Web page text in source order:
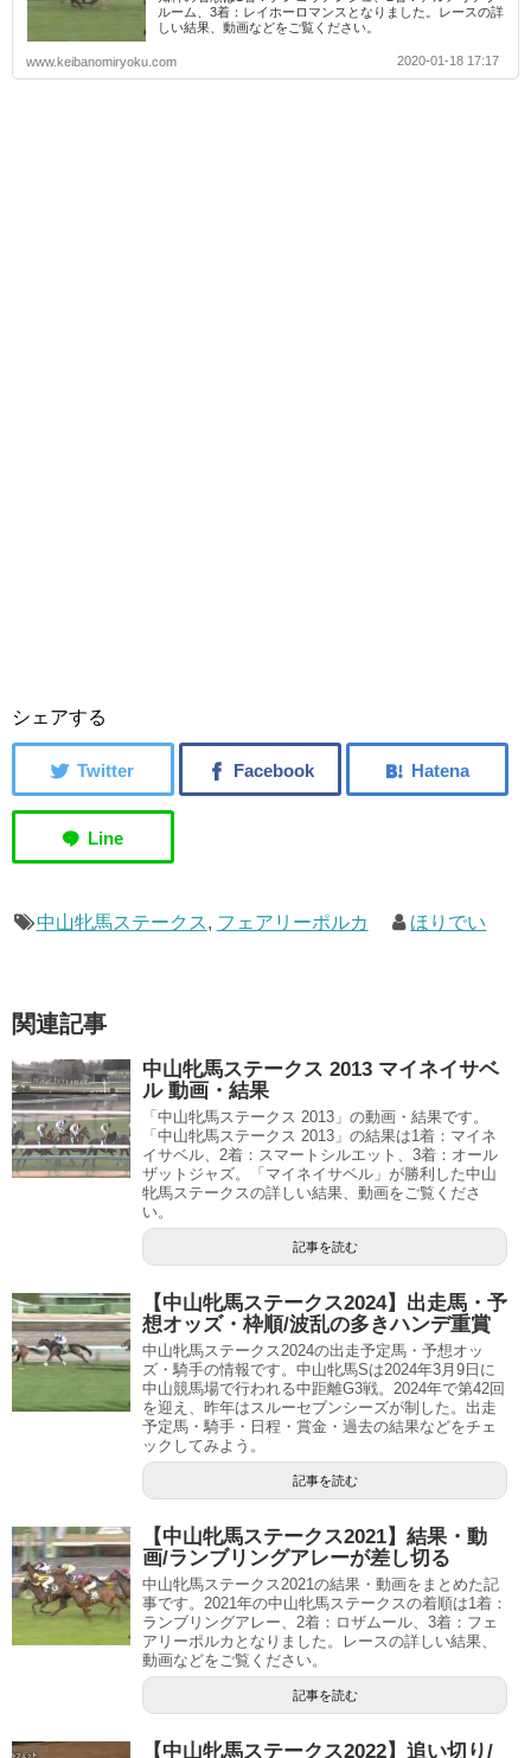
ルーム、3着：レイホーロマンスとなりました。レースの詳
しい結果、動画などをご覧ください。
www.keibanomiryoku.com 2020-01-18 17:17
シェアする
中山牝馬ステークス, フェアリーポルカ ほりでい
関連記事
中山牝馬ステークス 2013 マイネイサベ
ル 動画・結果
「中山牝馬ステークス 2013」の動画・結果です。
「中山牝馬ステークス 2013」の結果は1着：マイネ
イサベル、2着：スマートシルエット、3着：オール
ザットジャズ。「マイネイサベル」が勝利した中山
牝馬ステークスの詳しい結果、動画をご覧くださ
い。
記事を読む
【中山牝馬ステークス2024】出走馬・予
想オッズ・枠順/波乱の多きハンデ重賞
中山牝馬ステークス2024の出走予定馬・予想オッ
ズ・騎手の情報です。中山牝馬Sは2024年3月9日に
中山競馬場で行われる中距離G3戦。2024年で第42回
を迎え、昨年はスルーセブンシーズが制した。出走
予定馬・騎手・日程・賞金・過去の結果などをチェ
ックしてみよう。
記事を読む
【中山牝馬ステークス2021】結果・動
画/ランブリングアレーが差し切る
中山牝馬ステークス2021の結果・動画をまとめた記
事です。2021年の中山牝馬ステークスの着順は1着：
ランブリングアレー、2着：ロザムール、3着：フェ
アリーポルカとなりました。レースの詳しい結果、
動画などをご覧ください。
記事を読む
【中山牝馬ステークス2022】追い切り/